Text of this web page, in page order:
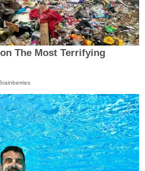
The Most Terrifying